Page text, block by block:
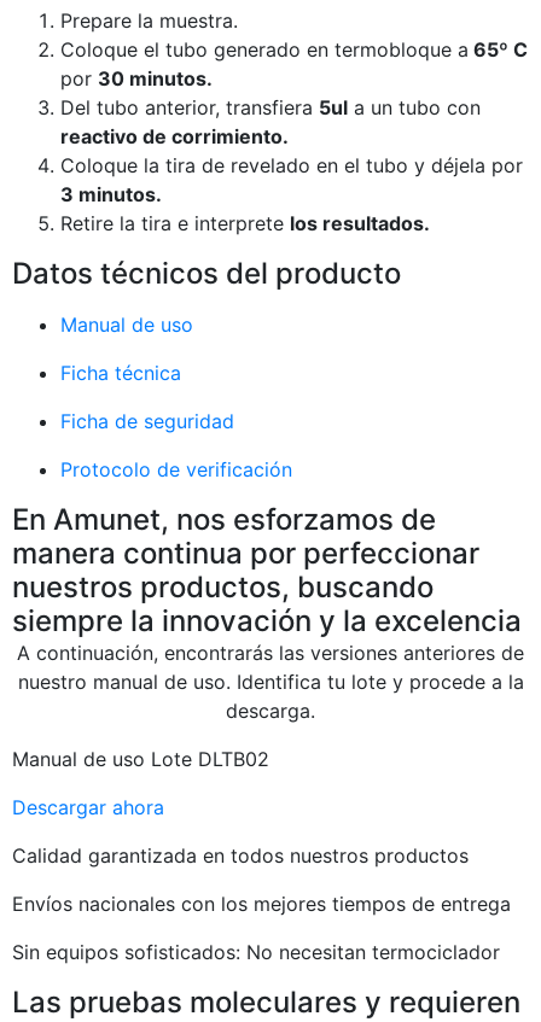
Prepare la muestra.
Coloque el tubo generado en termobloque a 65º C
por 30 minutos.
Del tubo anterior, transfiera 5ul a un tubo con
reactivo de corrimiento.
Coloque la tira de revelado en el tubo y déjela por
3 minutos.
Retire la tira e interprete los resultados.
Datos técnicos del producto
Manual de uso
Ficha técnica
Ficha de seguridad
Protocolo de verificación
En Amunet, nos esforzamos de
manera continua por perfeccionar
nuestros productos, buscando
siempre la innovación y la excelencia
A continuación, encontrarás las versiones anteriores de
nuestro manual de uso. Identifica tu lote y procede a la
descarga.
Manual de uso Lote DLTB02
Descargar ahora
Calidad garantizada en todos nuestros productos
Envíos nacionales con los mejores tiempos de entrega
Sin equipos sofisticados: No necesitan termociclador
Las pruebas moleculares y requieren